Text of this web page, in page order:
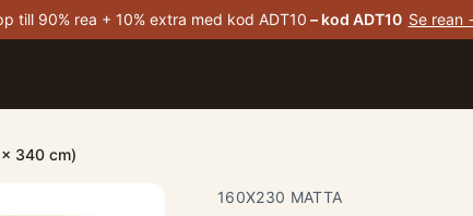
till 90% rea + 10% extra med kod ADT10 – kod ADT10 Se rean
340 cm)
160X230 MATTA